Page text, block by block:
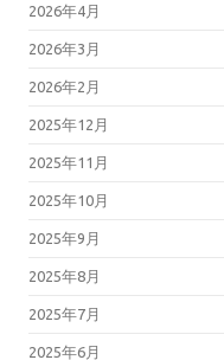
2026年4月
2026年3月
2026年2月
2025年12月
2025年11月
2025年10月
2025年9月
2025年8月
2025年7月
2025年6月